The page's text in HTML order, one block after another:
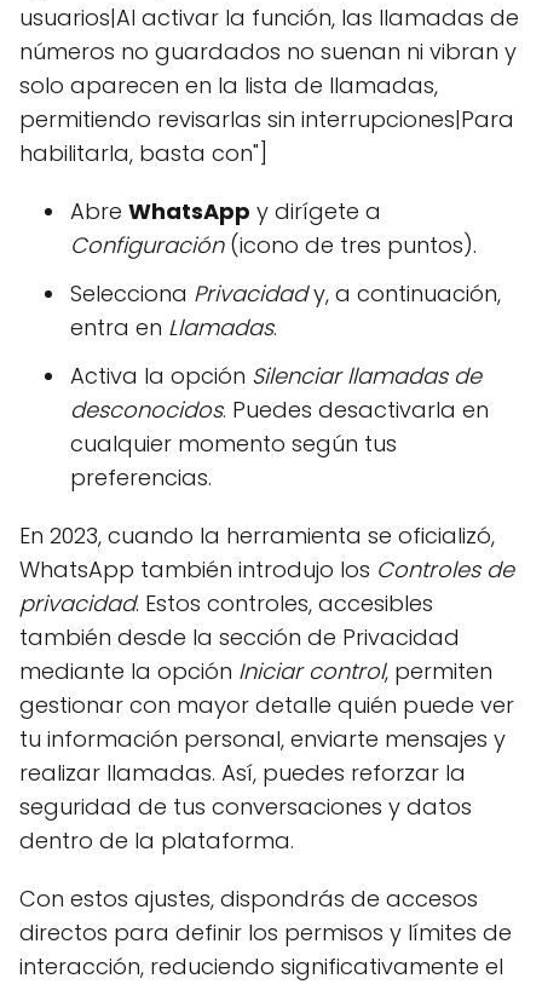
usuarios|Al activar la función, las llamadas de
números no guardados no suenan ni vibran y
solo aparecen en la lista de llamadas,
permitiendo revisarlas sin interrupciones|Para
habilitarla, basta con"]
Abre WhatsApp y dirígete a
Configuración(icono de tres puntos).
Selecciona Privacidady, a continuación,
entra en Llamadas.
Activa la opción Silenciar llamadas de
desconocidos. Puedes desactivarla en
cualquier momento según tus
preferencias.
En 2023, cuando la herramienta se oficializó,
WhatsApp también introdujo los Controles de
privacidad. Estos controles, accesibles
también desde la sección de Privacidad
mediante la opción Iniciar control, permiten
gestionar con mayor detalle quién puede ver
tu información personal, enviarte mensajes y
realizar llamadas. Así, puedes reforzar la
seguridad de tus conversaciones y datos
dentro de la plataforma.
Con estos ajustes, dispondrás de accesos
directos para definir los permisos y límites de
interacción, reduciendo significativamente el